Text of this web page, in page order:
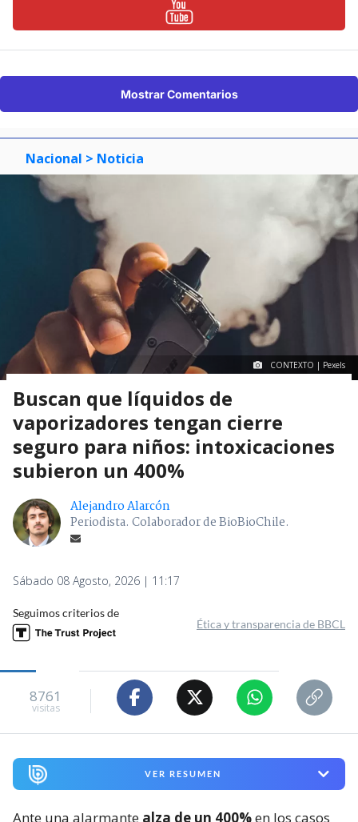
Mostrar Comentarios
Nacional > Noticia
CONTEXTO | Pexels
Buscan que líquidos de
vaporizadores tengan cierre
seguro para niños: intoxicaciones
subieron un 400%
Alejandro Alarcón
Periodista. Colaborador de BioBioChile.
Sábado 08 Agosto, 2026 | 11:17
Seguimos criterios de
Ética y transparencia de BBCL
8761
visitas
VER RESUMEN
Ante una alarmante alza de un 400%en los casos